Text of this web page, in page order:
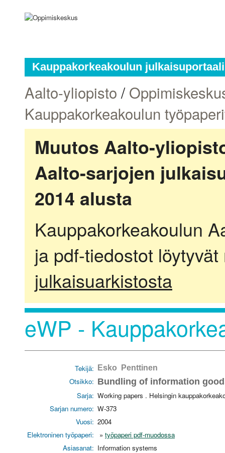
Kauppakorkeakoulun julkaisuportaali
Aalto-yliopisto /
Kauppakorkeakoulun
Muutos Aalto-
Aalto-sarjojen
2014 alusta
Kauppakorkeakoulun
ja pdf-tiedostot
julkaisuarkistosta
eWP -
Tekijä: Esko Penttinen
Otsikko: Bundling of information
Sarja: Working papers . Helsingin
Sarjan numero: W-373
Vuosi: 2004
Elektroninen työpaperi:
» työpaperi pdf-muodossa
Asiasanat: Information systems